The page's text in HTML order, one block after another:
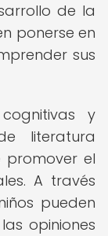
de la
ponerse en
sus
y
literatura
el
A través
pueden
opiniones